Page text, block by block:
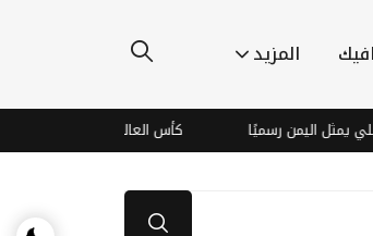
المزيد
اليمن رسميًا كأس العالم للسيدات يدفع الدوري